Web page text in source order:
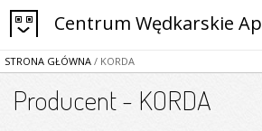
Centrum Wędkarskie
STRONA GŁÓWNA / KORDA
Producent - KORDA